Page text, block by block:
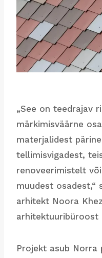
„See on teedrajav
märkimisväärne
materjalidest
tellimisvigadest,
renoveerimistelt
muudest osadest,“
arhitekt Noora
arhitektuuribüroost
Projekt asub Norra